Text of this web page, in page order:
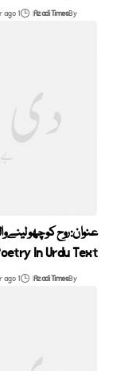
By
Azadi Times
1 year ago
عنوان: روح کو چھو
In Urdu Text
By
Azadi Times
1 year ago